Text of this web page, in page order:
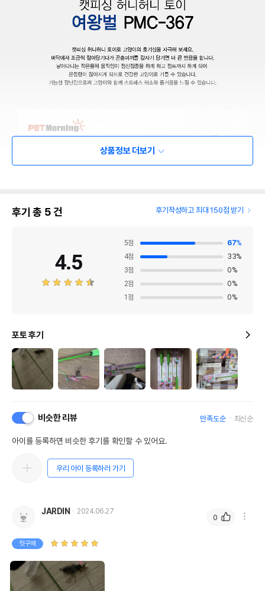
상품정보 더보기
후기 총 5건 후기작성하고 최대 150점 받기
4.5
5점 67%
4점 33%
3점 0%
2점 0%
1 점 0%
포토 후기
비슷한 리뷰 만족도순 최신순
아이를 등록하면 비슷한 후기를 확인할 수 있어요.
우리 아이 등록하러 가기
JARDIN 2024.06.27
첫구매
0